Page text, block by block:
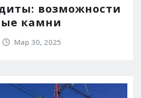
возможности
камни
Мар 30, 2025